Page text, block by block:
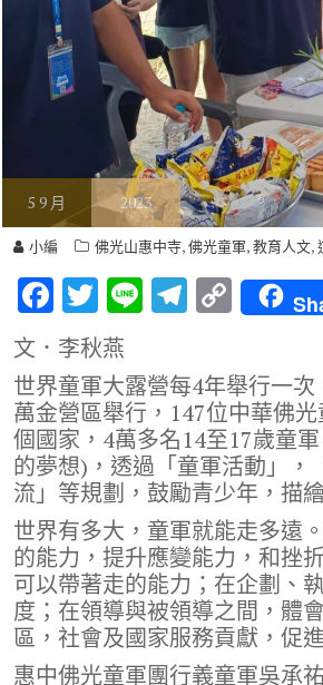
5 9 月 2023
小編 佛光山惠中寺,佛光童軍,教育人文,
F
ac
e
b
o
o
k
T
w
it
te
r
Li
e
T
e
gr
a
m
C
o
p
y
Li
n
k
文．李秋燕
世界童軍大露營每4年舉行一
萬金營區舉行，147位中華佛
個國家，4萬多名14至17歲童
的夢想)，透過「童軍活動」，
流」等規劃，鼓勵青少年，描
世界有多大，童軍就能走多遠
的能力，提升應變能力，和挫
可以帶著走的能力；在企劃、
度；在領導與被領導之間，體
區，社會及國家服務貢獻，促
惠中佛光童軍團行義童軍吳承